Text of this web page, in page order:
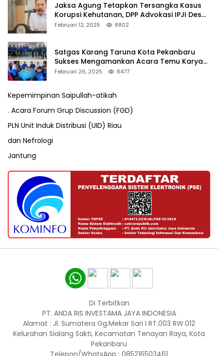
Jaksa Agung Tetapkan Tersangka Kasus
Korupsi Kehutanan, DPP Advokasi IPJI Desak
Pengusutan Pajak RAPP
Februari 12, 2025 8802
Satgas Karang Taruna Kota Pekanbaru
Sukses Mengamankan Acara Temu Karya
VII Karang Taruna Pekanbaru
Februari 26, 2025 8477
Kepemimpinan Saipullah-atikah
. Acara Forum Grup Discussion (FGD)
PLN Unit Induk Distribusi (UID) Riau
dan Nefrologi
Jantung
Di Terbitkan
PT. ANDA RIS INVESTAMA JAYA INDONESIA
Alamat : Jl. Sumatera Gg.Mekar Sari I RT.003 RW.012
Kelurahan Sialang Sakti, Kecamatan Tenayan Raya, Kota
Pekanbaru
Telepon/WhatsApp : 085216503461